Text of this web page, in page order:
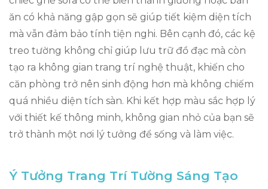
ăn có khả năng gập gọn sẽ giúp tiết kiệm diện tích
mà vẫn đảm bảo tính tiện nghi. Bên cạnh đó, các kệ
treo tường không chỉ giúp lưu trữ đồ đạc mà còn
tạo ra không gian trang trí nghệ thuật, khiến cho
căn phòng trở nên sinh động hơn mà không chiếm
quá nhiều diện tích sàn. Khi kết hợp màu sắc hợp lý
với thiết kế thông minh, không gian nhỏ của bạn sẽ
trở thành một nơi lý tưởng để sống và làm việc.
Ý Tưởng Trang Trí Tường Sáng Tạo